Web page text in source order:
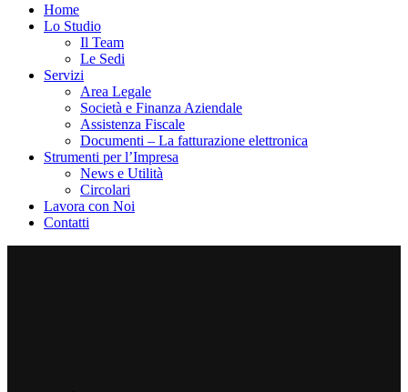
Home
Lo Studio
Il Team
Le Sedi
Servizi
Area Legale
Società e Finanza Aziendale
Assistenza Fiscale
Documenti – La fatturazione elettronica
Strumenti per l’Impresa
News e Utilità
Circolari
Lavora con Noi
Contatti